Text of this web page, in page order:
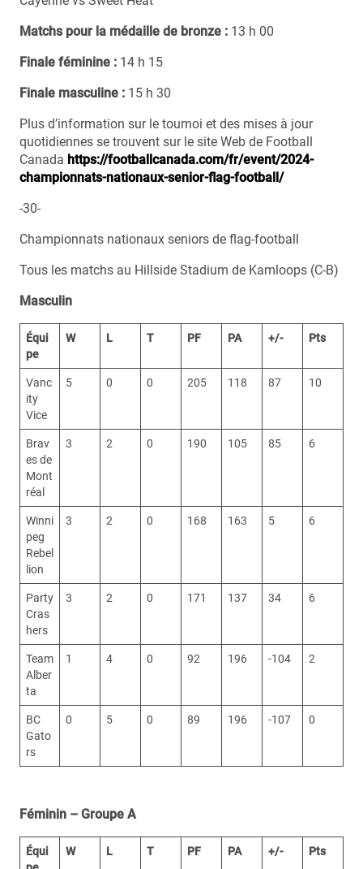
Matchs pour la médaille de bronze : 13 h 00
Finale féminine : 14 h 15
Finale masculine : 15 h 30
Plus d’information sur le tournoi et des mises à jour
quotidiennes se trouvent sur le site Web de Football
Canada https://footballcanada.com/fr/event/2024-
championnats-nationaux-senior-flag-football/
-30-
Championnats nationaux seniors de flag-football
Tous les matchs au Hillside Stadium de Kamloops (C-B)
Masculin
Équi
pe
W L T PF PA +/- Pts
Vanc
ity
Vice
5 0 0 205 118 87 10
Brav
es de
Mont
réal
3 2 0 190 105 85 6
Winni
peg
Rebel
lion
3 2 0 168 163 5 6
Party
Cras
hers
3 2 0 171 137 34 6
Team
Alber
ta
1 4 0 92 196 -104 2
BC
Gato
rs
0 5 0 89 196 -107 0
Féminin – Groupe A
Équi
W L T PF PA +/- Pts